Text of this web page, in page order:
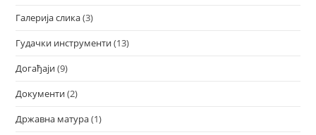
Галерија слика(3)
Гудачки инструменти(13)
Догађаји(9)
Документи(2)
Државна матура(1)